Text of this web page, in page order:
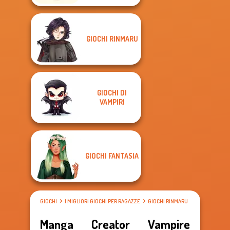
GIOCHI RINMARU
GIOCHI DI
VAMPIRI
GIOCHI FANTASIA
GIOCHI I MIGLIORI GIOCHI PER RAGAZZE GIOCHI RINMARU
Manga Creator Vampire